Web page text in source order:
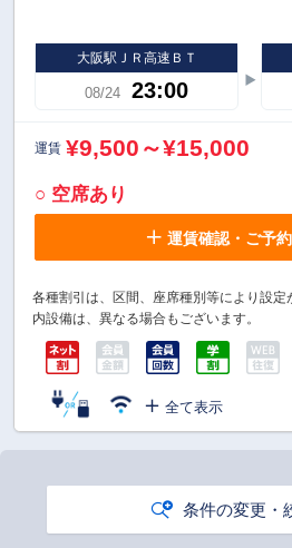
大阪駅ＪＲ高速ＢＴ
08/24 23:00
運賃 ¥9,500～¥15,000
○ 空席あり
運賃確認・ご予
各種割引は、区間、座席種別等により設
内設備は、異なる場合もございます。
全て表示
条件の変更・